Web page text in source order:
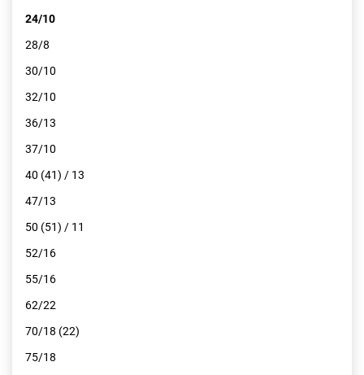
24/10
28/8
30/10
32/10
36/13
37/10
40 (41) / 13
47/13
50 (51) / 11
52/16
55/16
62/22
70/18 (22)
75/18